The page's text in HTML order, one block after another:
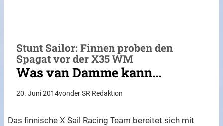
Stunt Sailor: Finnen proben den
Spagat vor der X35 WM
Was van Damme kann…
20. Juni 2014vonder SR Redaktion
Das finnische X Sail Racing Team bereitet sich mit